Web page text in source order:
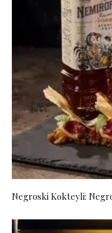
Negroski Kokteyli: